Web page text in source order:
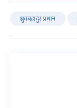
ध्रुवबहादुर प्रधान